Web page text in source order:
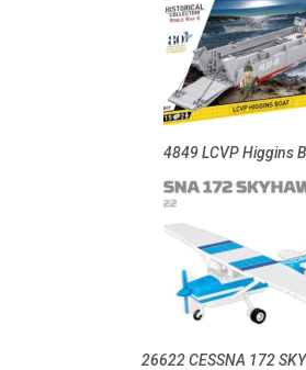
4849 LCVP Higgins
26622 CESSNA 172